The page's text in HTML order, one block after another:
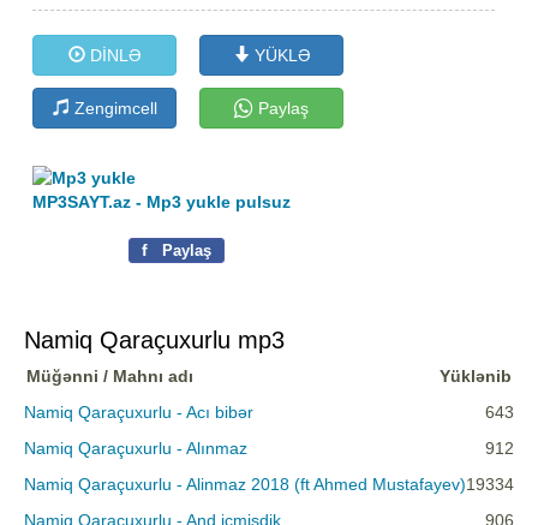
DİNLƏ YÜKLƏ
Zengimcell Paylaş
MP3SAYT.az - Mp3 yukle pulsuz
f Paylaş
Namiq Qaraçuxurlu mp3
Müğənni / Mahnı adı
Yüklənib
Namiq Qaraçuxurlu - Acı bibər
643
Namiq Qaraçuxurlu - Alınmaz
912
Namiq Qaraçuxurlu - Alinmaz 2018 (ft Ahmed Mustafayev)19334
Namiq Qaraçuxurlu - And içmişdik
906